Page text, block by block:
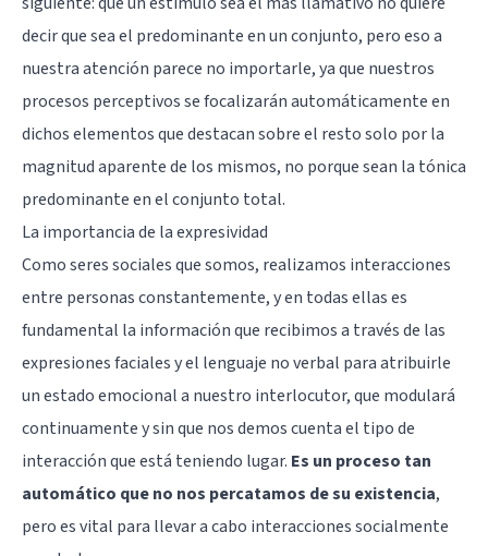
decir que sea el predominante en un conjunto, pero eso a
nuestra atención parece no importarle, ya que nuestros
procesos perceptivos se focalizarán automáticamente en
dichos elementos que destacan sobre el resto solo por la
magnitud aparente de los mismos, no porque sean la tónica
predominante en el conjunto total.
La importancia de la expresividad
Como seres sociales que somos, realizamos interacciones
entre personas constantemente, y en todas ellas es
fundamental la información que recibimos a través de las
expresiones faciales y el lenguaje no verbal para atribuirle
un estado emocional a nuestro interlocutor, que modulará
continuamente y sin que nos demos cuenta el tipo de
interacción que está teniendo lugar. Es un proceso tan
automático que no nos percatamos de su existencia,
pero es vital para llevar a cabo interacciones socialmente